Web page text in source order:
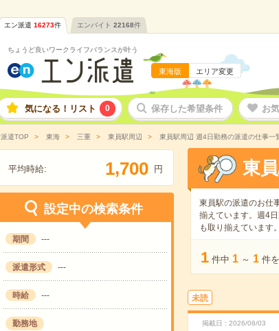
エン派遣 16273件 エンバイト 22168件
ちょうど良いワークライフバランスが叶う
東海版 エリア変更
気になる！リスト 0 保存した希望条件 お
派遣TOP 東海 三重 東員駅周辺 東員駅周辺 週4日勤務の派遣の仕事一
平均時給: 1,700 円
設定中の検索条件
期間 ---
派遣形式 ---
時給 ---
勤務地
東
東員駅の派遣のお仕
揃えています。週4日
も取り揃えています。
1 件中 1 ～ 1 件
未読
掲載日 2026/08/03